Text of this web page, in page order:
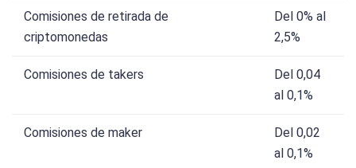
Comisiones de retirada de
criptomonedas
Del 0% al
2,5%
Comisiones de takers
Del 0,04
al 0,1%
Comisiones de maker
Del 0,02
al 0,1%